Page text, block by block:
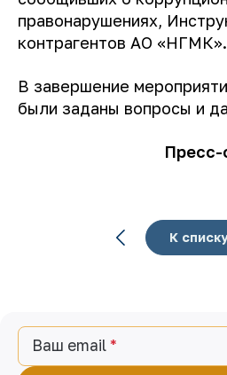
правонарушениях,
контрагентов АО «НГМК».
В завершение
были заданы вопросы и
Пресс-
К списку
Ваш email